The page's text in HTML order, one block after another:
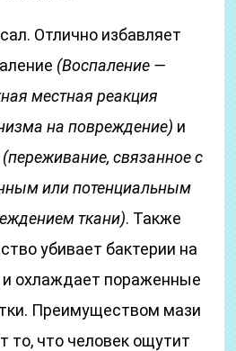
Отлично избавляет
(Воспаление —
местная реакция
на повреждение) и
(переживание, связанное с
или потенциальным
ткани). Также
убивает бактерии на
и охлаждает пораженные
Преимуществом мази
то, что человек ощутит